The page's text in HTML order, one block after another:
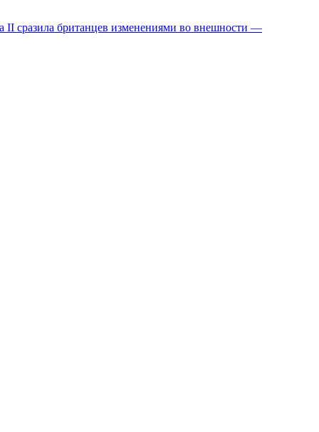
II сразила британцев изменениями во внешности —